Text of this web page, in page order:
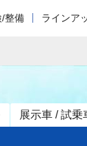
/整備 ラインア
展示車 / 試乗